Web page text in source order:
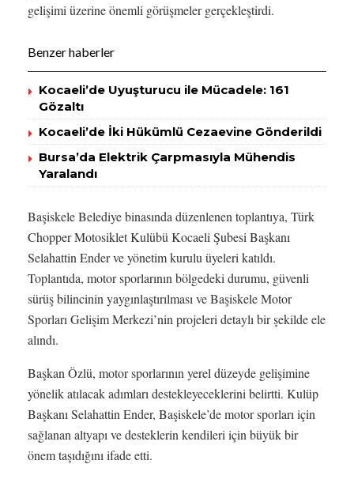
gelişimi üzerine önemli görüşmeler gerçekleştirdi.
Benzer haberler
Kocaeli’de Uyuşturucu ile Mücadele: 161
Gözaltı
Kocaeli’de İki Hükümlü Cezaevine Gönderildi
Bursa’da Elektrik Çarpmasıyla Mühendis
Yaralandı
Başiskele Belediye binasında düzenlenen toplantıya, Türk
Chopper Motosiklet Kulübü Kocaeli Şubesi Başkanı
Selahattin Ender ve yönetim kurulu üyeleri katıldı.
Toplantıda, motor sporlarının bölgedeki durumu, güvenli
sürüş bilincinin yaygınlaştırılması ve Başiskele Motor
Sporları Gelişim Merkezi’nin projeleri detaylı bir şekilde ele
alındı.
Başkan Özlü, motor sporlarının yerel düzeyde gelişimine
yönelik atılacak adımları destekleyeceklerini belirtti. Kulüp
Başkanı Selahattin Ender, Başiskele’de motor sporları için
sağlanan altyapı ve desteklerin kendileri için büyük bir
önem taşıdığını ifade etti.